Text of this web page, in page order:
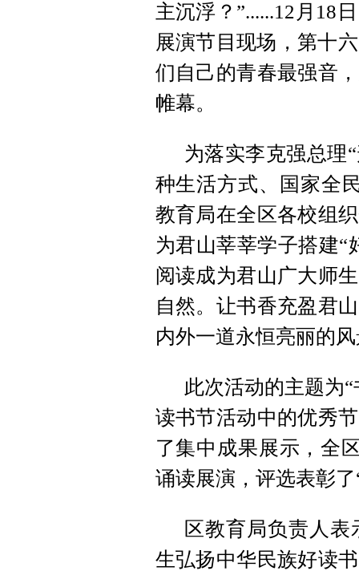
y
主沉浮？”......12月18
展演节目现场，第十
们自己的青春最强音
帷幕。
为落实李克强总理
种生活方式、国家全
教育局在全区各校组
为君山莘莘学子搭建“
阅读成为君山广大师
自然。让书香充盈君
内外一道永恒亮丽的
此次活动的主题为
读书节活动中的优秀
了集中成果展示，全
诵读展演，评选表彰
区教育局负责人
生弘扬中华民族好读